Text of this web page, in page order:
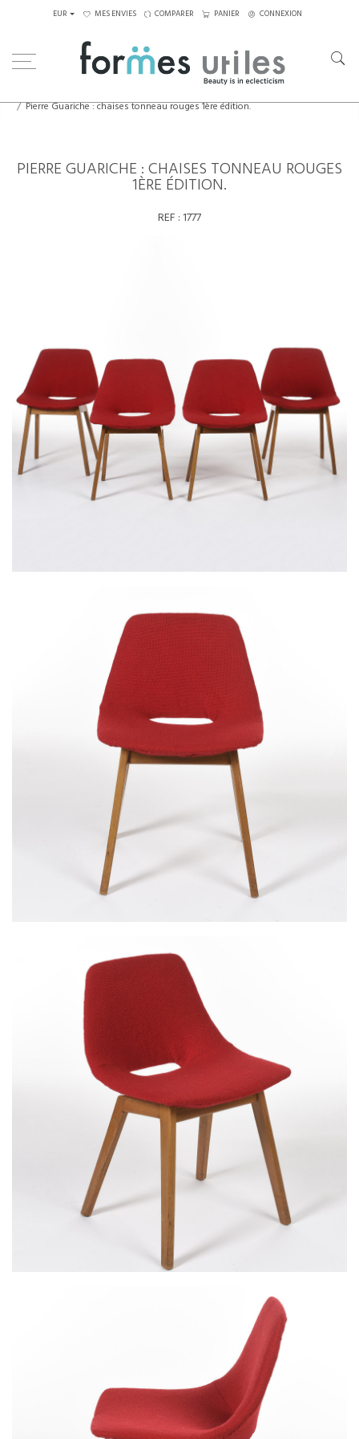
EUR MES ENVIES COMPARER PANIER CONNEXION
Pierre Guariche : chaises tonneau rouges 1ère édition.
PIERRE GUARICHE : CHAISES TONNEAU ROUGES
1ÈRE ÉDITION.
REF : 1777